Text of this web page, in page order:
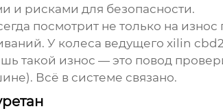
и рисками для безопасности.
посмотрит не только на
У колеса ведущего xilin
такой износ — это повод
Всё в системе связано.